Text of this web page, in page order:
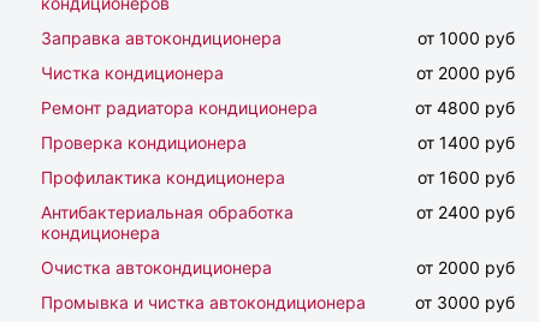
Заправка автокондиционера
от 1000 руб
Чистка кондиционера
от 2000 руб
Ремонт радиатора кондиционера
от 4800 руб
Проверка кондиционера
от 1400 руб
Профилактика кондиционера
от 1600 руб
Антибактериальная обработка
кондиционера
от 2400 руб
Очистка автокондиционера
от 2000 руб
Промывка и чистка автокондиционера
от 3000 руб